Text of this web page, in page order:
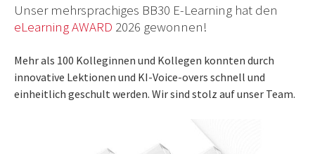
Unser mehrsprachiges BB30 E-Learning hat den
eLearning AWARD 2026 gewonnen!
Mehr als 100 Kolleginnen und Kollegen konnten durch
innovative Lektionen und KI-Voice-overs schnell und
einheitlich geschult werden. Wir sind stolz auf unser Team.